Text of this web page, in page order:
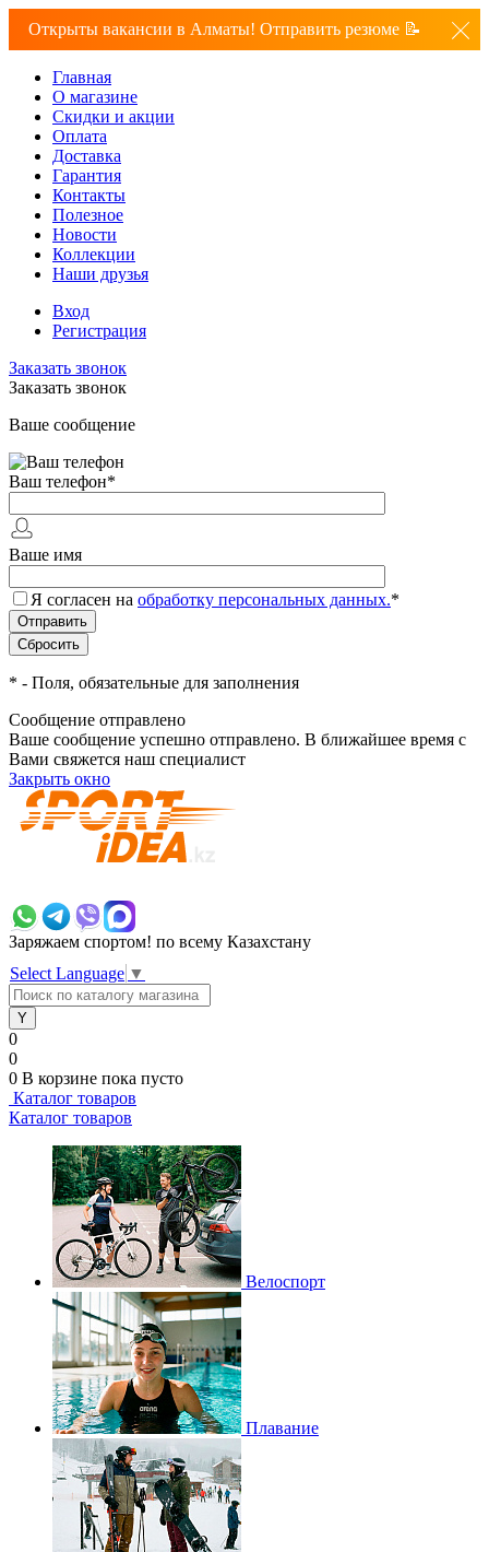
Открыты вакансии в Алматы! Отправить резюме 📝
Главная
О магазине
Скидки и акции
Оплата
Доставка
Гарантия
Контакты
Полезное
Новости
Коллекции
Наши друзья
Вход
Регистрация
Заказать звонок
Заказать звонок
Ваше сообщение
Ваш телефон*
Ваше имя
Я согласен на обработку персональных данных.*
* - Поля, обязательные для заполнения
Сообщение отправлено
Ваше сообщение успешно отправлено. В ближайшее время с
Вами свяжется наш специалист
Закрыть окно
Заряжаем спортом! по всему Казахстану
Select Language ▼
0
0
0 В корзине пока пусто
Каталог товаров
Каталог товаров
Велоспорт
Плавание